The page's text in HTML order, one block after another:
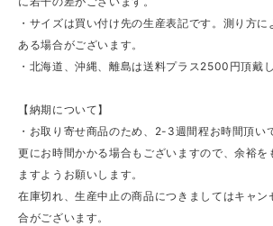
・サイズは買い付け先の生産表記です。測り方
ある場合がございます。
・北海道、沖縄、離島は送料プラス2500円頂戴
【納期について】
・お取り寄せ商品のため、2-3週間程お時間頂い
更にお時間かかる場合もございますので、余裕を
ますようお願いします。
在庫切れ、生産中止の商品につきましてはキャン
合がございます。